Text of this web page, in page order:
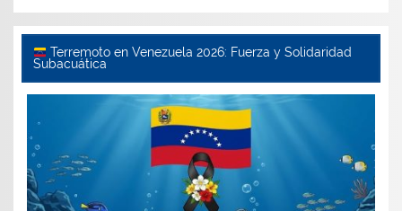
Terremoto en Venezuela 2026: Fuerza y Solidaridad
Subacuática